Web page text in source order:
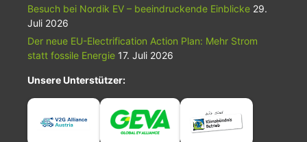
Besuch bei Nordik EV – beeindruckende Einblicke 29.
Juli 2026
Der neue EU-Electrification Action Plan: Mehr Strom
statt fossile Energie 17. Juli 2026
Unsere Unterstützer: